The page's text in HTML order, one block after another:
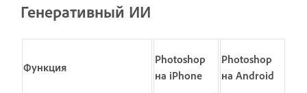
Генеративный ИИ
Функция
Photoshop
на iPhone
Photoshop
на Android